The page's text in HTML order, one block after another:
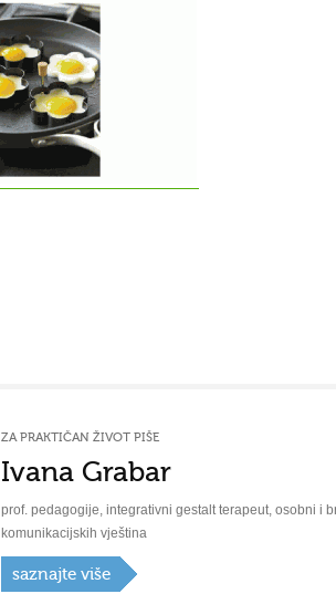
ZA PRAKTIČAN ŽIVOT PIŠE
Ivana Grabar
prof. pedagogije, integrativni gestalt terapeut, osobni i
komunikacijskih vještina
saznajte više